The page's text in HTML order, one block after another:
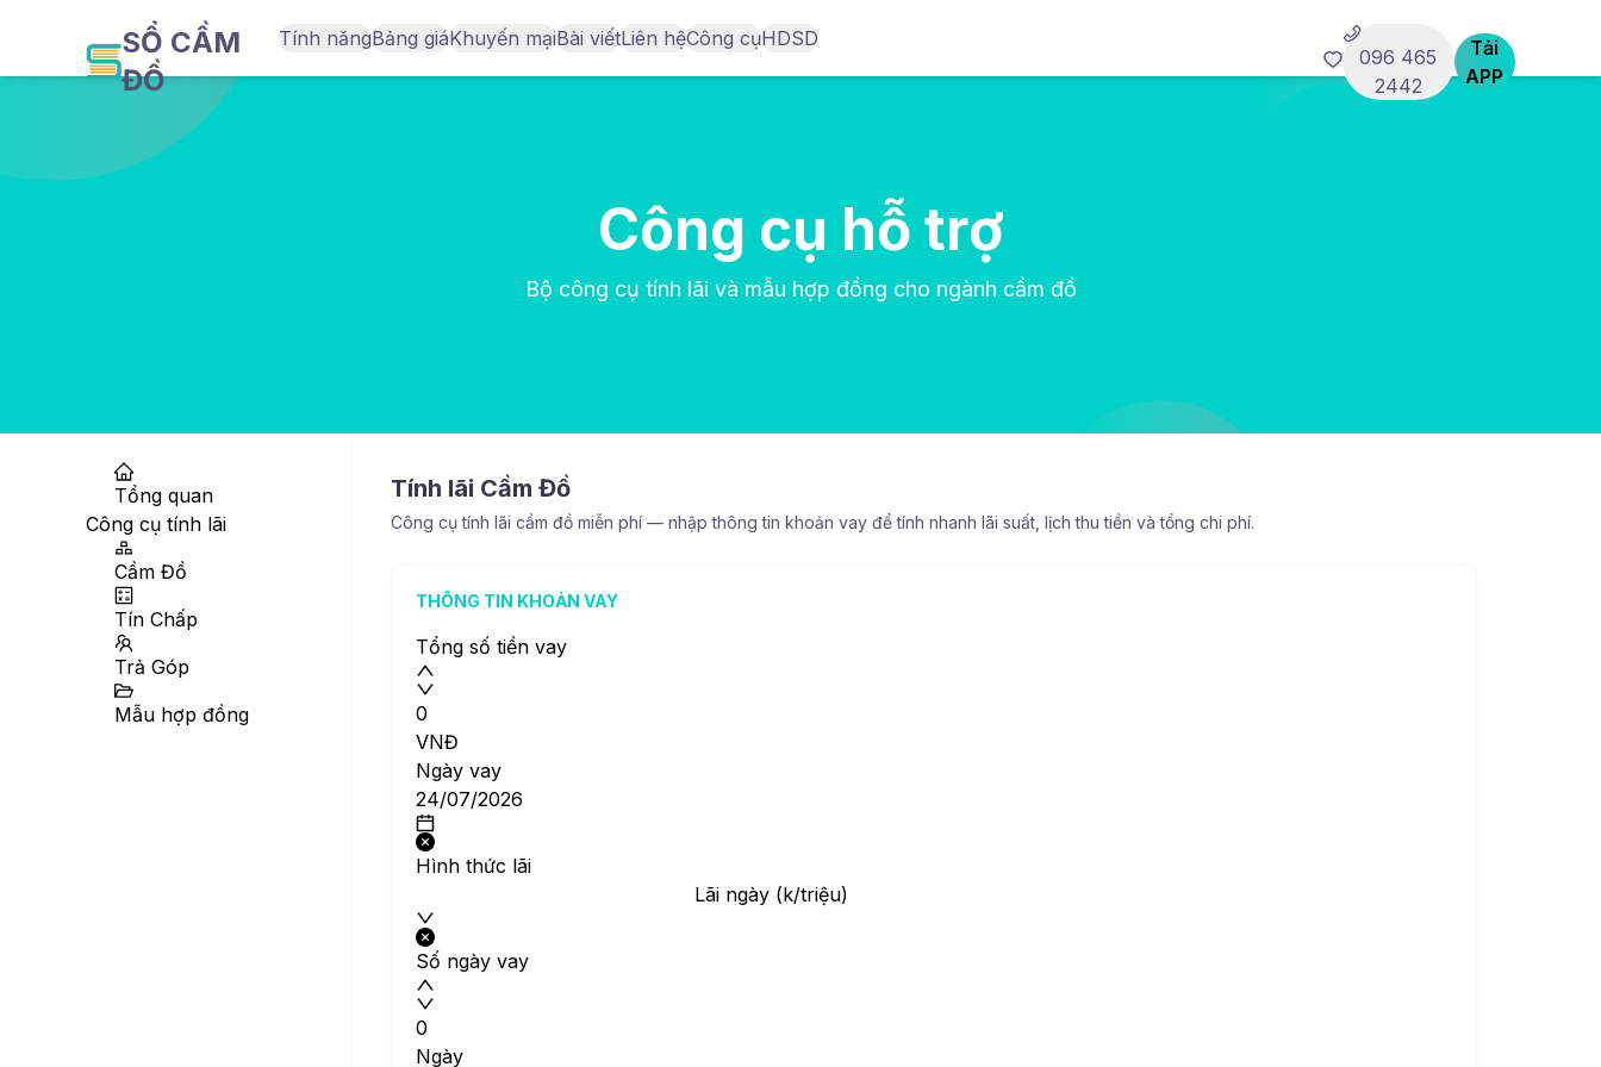
SỔ CẦM
ĐỒ
Tính năngBảng giáKhuyến mạiBài viếtLiên hệCông cụHDSD
096 465
2442
Tải
APP
Công cụ hỗ trợ
Bộ công cụ tính lãi và mẫu hợp đồng cho ngành cầm đồ
Tổng quan
Công cụ tính lãi
Cầm Đồ
Tín Chấp
Trả Góp
Mẫu hợp đồng
Tính lãi Cầm Đồ
Công cụ tính lãi cầm đồ miễn phí — nhập thông tin khoản vay để tính nhanh lãi suất, lịch thu tiền và tổng chi phí.
THÔNG TIN KHOẢN VAY
Tổng số tiền vay
VNĐ
Ngày vay
Hình thức lãi
Lãi ngày (k/triệu)
Số ngày vay
Ngày